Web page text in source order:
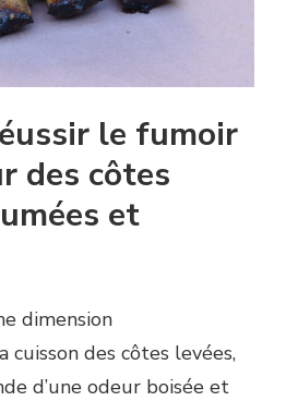
le fumoir
des côtes
et
dimension
des côtes levées,
d’une odeur boisée et